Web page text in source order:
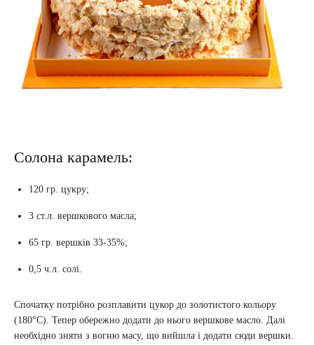
Солона карамель:
120 гр. цукру;
3 ст.л. вершкового масла;
65 гр. вершків 33-35%;
0,5 ч.л. солі.
Спочатку потрібно розплавити цукор до золотистого кольору
(180°C). Тепер обережно додати до нього вершкове масло. Далі
необхідно зняти з вогню масу, що вийшла і додати сюди вершки.